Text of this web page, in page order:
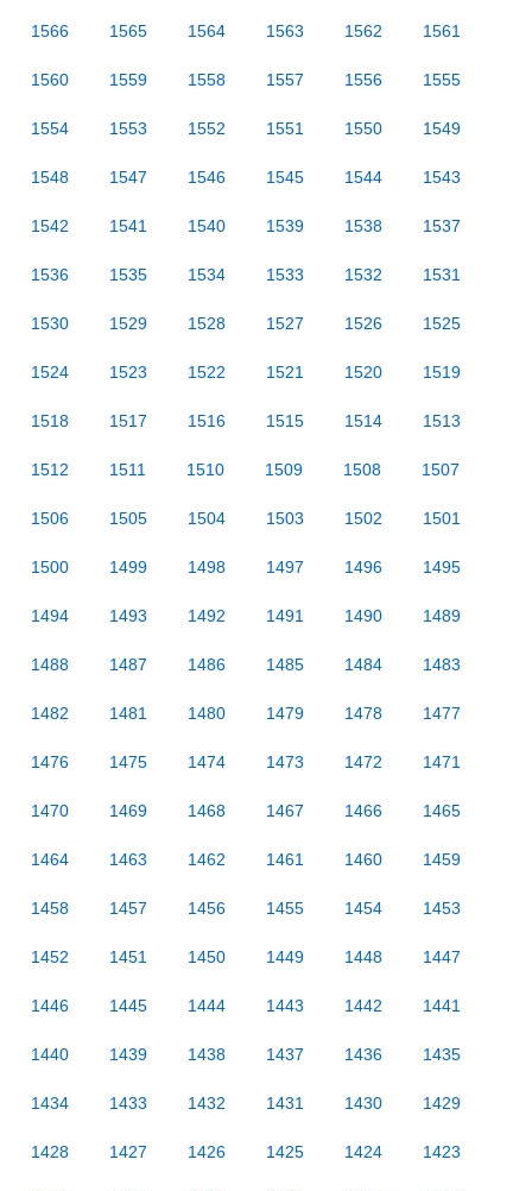
1566 1565 1564 1563 1562 1561
1560 1559 1558 1557 1556 1555
1554 1553 1552 1551 1550 1549
1548 1547 1546 1545 1544 1543
1542 1541 1540 1539 1538 1537
1536 1535 1534 1533 1532 1531
1530 1529 1528 1527 1526 1525
1524 1523 1522 1521 1520 1519
1518 1517 1516 1515 1514 1513
1512 1511 1510 1509 1508 1507
1506 1505 1504 1503 1502 1501
1500 1499 1498 1497 1496 1495
1494 1493 1492 1491 1490 1489
1488 1487 1486 1485 1484 1483
1482 1481 1480 1479 1478 1477
1476 1475 1474 1473 1472 1471
1470 1469 1468 1467 1466 1465
1464 1463 1462 1461 1460 1459
1458 1457 1456 1455 1454 1453
1452 1451 1450 1449 1448 1447
1446 1445 1444 1443 1442 1441
1440 1439 1438 1437 1436 1435
1434 1433 1432 1431 1430 1429
1428 1427 1426 1425 1424 1423